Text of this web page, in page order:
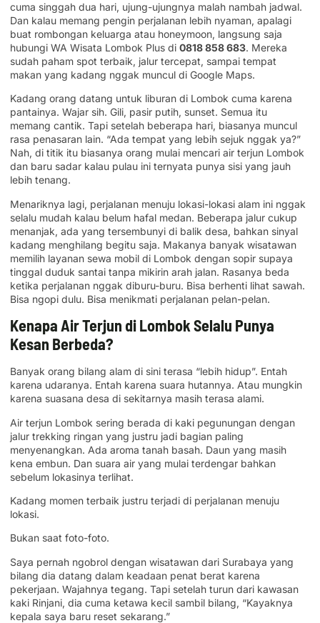
cuma singgah dua hari, ujung-ujungnya malah nambah jadwal.
Dan kalau memang pengin perjalanan lebih nyaman, apalagi
buat rombongan keluarga atau honeymoon, langsung saja
hubungi WA Wisata Lombok Plus di 0818 858 683. Mereka
sudah paham spot terbaik, jalur tercepat, sampai tempat
makan yang kadang nggak muncul di Google Maps.
Kadang orang datang untuk liburan di Lombok cuma karena
pantainya. Wajar sih. Gili, pasir putih, sunset. Semua itu
memang cantik. Tapi setelah beberapa hari, biasanya muncul
rasa penasaran lain. “Ada tempat yang lebih sejuk nggak ya?”
Nah, di titik itu biasanya orang mulai mencari air terjun Lombok
dan baru sadar kalau pulau ini ternyata punya sisi yang jauh
lebih tenang.
Menariknya lagi, perjalanan menuju lokasi-lokasi alam ini nggak
selalu mudah kalau belum hafal medan. Beberapa jalur cukup
menanjak, ada yang tersembunyi di balik desa, bahkan sinyal
kadang menghilang begitu saja. Makanya banyak wisatawan
memilih layanan sewa mobil di Lombok dengan sopir supaya
tinggal duduk santai tanpa mikirin arah jalan. Rasanya beda
ketika perjalanan nggak diburu-buru. Bisa berhenti lihat sawah.
Bisa ngopi dulu. Bisa menikmati perjalanan pelan-pelan.
Kenapa Air Terjun di Lombok Selalu Punya
Kesan Berbeda?
Banyak orang bilang alam di sini terasa “lebih hidup”. Entah
karena udaranya. Entah karena suara hutannya. Atau mungkin
karena suasana desa di sekitarnya masih terasa alami.
Air terjun Lombok sering berada di kaki pegunungan dengan
jalur trekking ringan yang justru jadi bagian paling
menyenangkan. Ada aroma tanah basah. Daun yang masih
kena embun. Dan suara air yang mulai terdengar bahkan
sebelum lokasinya terlihat.
Kadang momen terbaik justru terjadi di perjalanan menuju
lokasi.
Bukan saat foto-foto.
Saya pernah ngobrol dengan wisatawan dari Surabaya yang
bilang dia datang dalam keadaan penat berat karena
pekerjaan. Wajahnya tegang. Tapi setelah turun dari kawasan
kaki Rinjani, dia cuma ketawa kecil sambil bilang, “Kayaknya
kepala saya baru reset sekarang.”